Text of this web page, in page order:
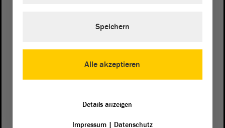
Postanschrift
von Sachsen-Anhalt
Alle akzeptieren
Speichern
Details anzeigen
Impressum| Datenschutz